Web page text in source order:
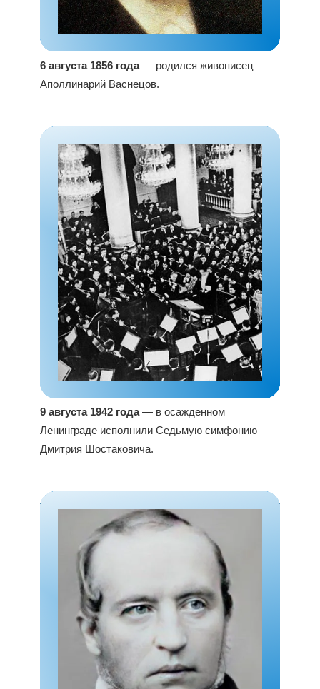
6 августа 1856 года— родился живописец
Аполлинарий Васнецов.
9 августа 1942 года— в осажденном
Ленинграде исполнили Седьмую симфонию
Дмитрия Шостаковича.